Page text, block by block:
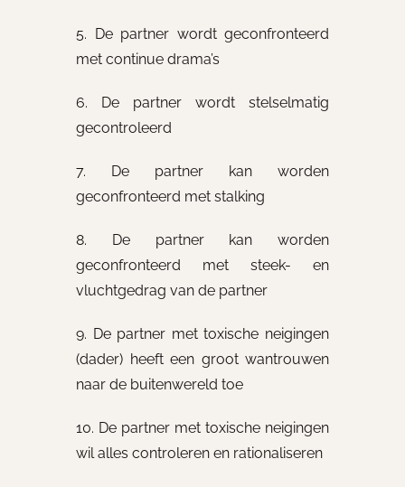
5. De partner wordt geconfronteerd
met continue drama’s
6. De partner wordt stelselmatig
gecontroleerd
7. De partner kan worden
geconfronteerd met stalking
8. De partner kan worden
geconfronteerd met steek- en
vluchtgedrag van de partner
9. De partner met toxische neigingen
(dader) heeft een groot wantrouwen
naar de buitenwereld toe
10. De partner met toxische neigingen
wil alles controleren en rationaliseren